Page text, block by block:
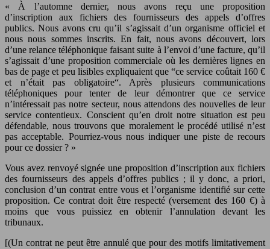
« À l’automne dernier, nous avons reçu une proposition
d’inscription aux fichiers des fournisseurs des appels d’offres
publics. Nous avons cru qu’il s’agissait d’un organisme officiel et
nous nous sommes inscrits. En fait, nous avons découvert, lors
d’une relance téléphonique faisant suite à l’envoi d’une facture, qu’il
s’agissait d’une proposition commerciale où les dernières lignes en
bas de page et peu lisibles expliquaient que “ce service coûtait 160 €
et n’était pas obligatoire“. Après plusieurs communications
téléphoniques pour tenter de leur démontrer que ce service
n’intéressait pas notre secteur, nous attendons des nouvelles de leur
service contentieux. Conscient qu’en droit notre situation est peu
défendable, nous trouvons que moralement le procédé utilisé n’est
pas acceptable. Pourriez-vous nous indiquer une piste de recours
pour ce dossier ? »
Vous avez renvoyé signée une proposition d’inscription aux fichiers
des fournisseurs des appels d’offres publics ; il y donc, a priori,
conclusion d’un contrat entre vous et l’organisme identifié sur cette
proposition. Ce contrat doit être respecté (versement des 160 €) à
moins que vous puissiez en obtenir l’annulation devant les
tribunaux.
[(Un contrat ne peut être annulé que pour des motifs limitativement